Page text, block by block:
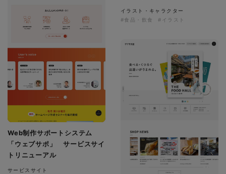
Web制作サポートシステム
「ウェブサポ」 サービスサイ
トリニューアル
サービスサイト
イラスト・キャラクター
#食品・飲食
#イラスト